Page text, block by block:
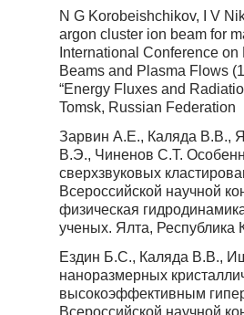
N G Korobeishchikov, I V
argon cluster ion beam for
International Conference
Beams and Plasma Flows
“Energy Fluxes and
Tomsk, Russian Federation
Зарвин А.Е., Каляда В.В.,
В.Э., Чиненов С.Т.
сверхзвуковых
Всероссийской научной
физическая
ученых. Ялта, Республика
Ездин Б.С., Каляда В.В.,
наноразмерных
высокоэффективным
Всероссийской научной